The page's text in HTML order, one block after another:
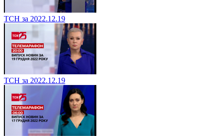
ТСН за 2022.12.19
ТСН за 2022.12.19